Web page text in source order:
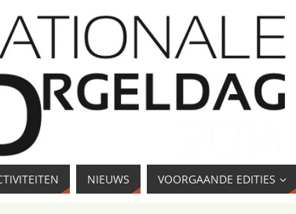
NIEUWS VOORGAANDE EDITIES